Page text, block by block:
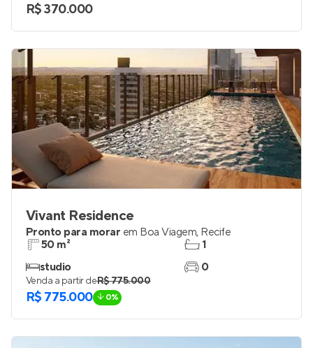
R$ 370.000
Vivant Residence
Pronto para morar em Boa Viagem, Recife
50 m²
studio
1
0
Venda a partir deR$ 775.000
R$ 775.000 0%